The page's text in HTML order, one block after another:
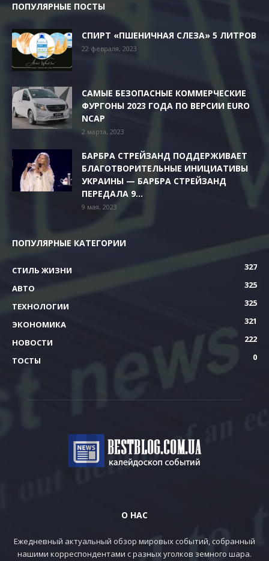
ПОПУЛЯРНЫЕ ПОСТЫ
СПИРТ «ПШЕНИЧНАЯ СЛЕЗА» 5 ЛИТРОВ
22 февраля, 2023
САМЫЕ БЕЗОПАСНЫЕ КОММЕРЧЕСКИЕ
ФУРГОНЫ 2023 ГОДА ПО ВЕРСИИ EURO
NCAP
2 марта, 2023
БАРБРА СТРЕЙЗАНД ПОДДЕРЖИВАЕТ
БЛАГОТВОРИТЕЛЬНЫЕ ИНИЦИАТИВЫ
УКРАИНЫ — БАРБРА СТРЕЙЗАНД
ПЕРЕДАЛА 9...
9 мая, 2023
ПОПУЛЯРНЫЕ КАТЕГОРИИ
СТИЛЬ ЖИЗНИ
327
АВТО
325
ТЕХНОЛОГИИ
325
ЭКОНОМИКА
321
НОВОСТИ
222
ТОСТЫ
0
О НАС
Ежедневный актуальный обзор мировых событий, собранный
нашими корреспондентами с разных уголков земного шара.